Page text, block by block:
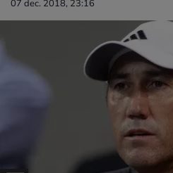
07 dec. 2018, 23:16